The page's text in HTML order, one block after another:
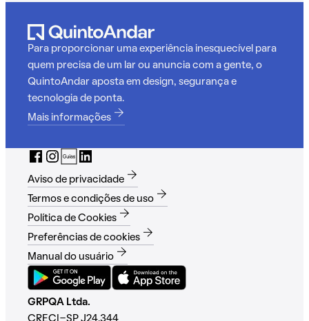
Para proporcionar uma experiência inesquecível para
quem precisa de um lar ou anuncia com a gente, o
QuintoAndar aposta em design, segurança e
tecnologia de ponta.
Mais informações
Aviso de privacidade
Termos e condições de uso
Política de Cookies
Preferências de cookies
Manual do usuário
GRPQA Ltda.